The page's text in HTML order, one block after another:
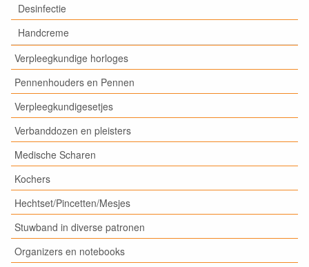
Desinfectie
Handcreme
Verpleegkundige horloges
Pennenhouders en Pennen
Verpleegkundigesetjes
Verbanddozen en pleisters
Medische Scharen
Kochers
Hechtset/Pincetten/Mesjes
Stuwband in diverse patronen
Organizers en notebooks